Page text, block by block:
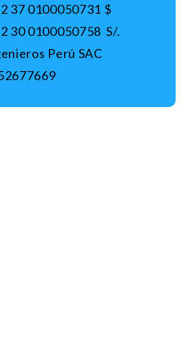
37 0100050731 $
30 0100050758 S/.
Perú SAC